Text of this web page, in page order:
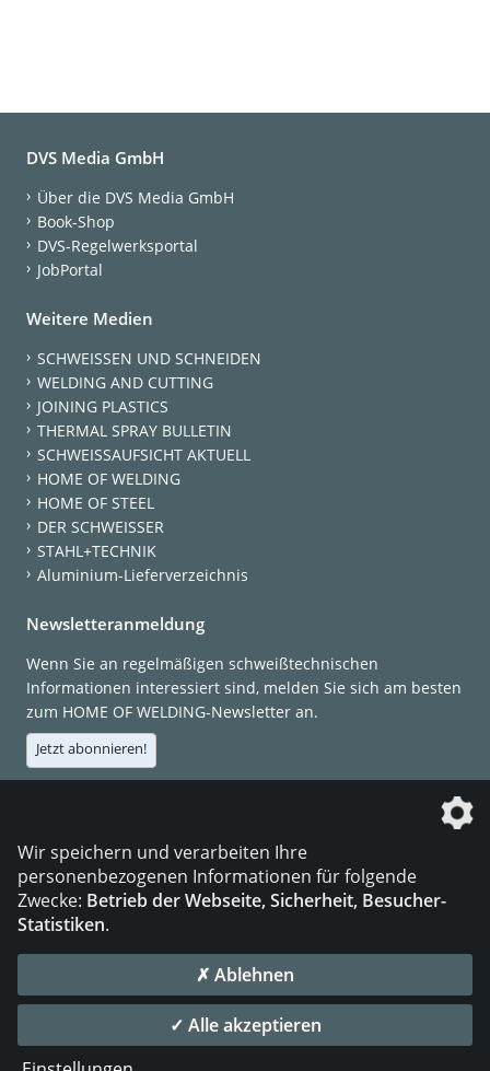
DVS Media GmbH
Über die DVS Media GmbH
Book-Shop
DVS-Regelwerksportal
JobPortal
Weitere Medien
SCHWEISSEN UND SCHNEIDEN
WELDING AND CUTTING
JOINING PLASTICS
THERMAL SPRAY BULLETIN
SCHWEISSAUFSICHT AKTUELL
HOME OF WELDING
HOME OF STEEL
DER SCHWEISSER
STAHL+TECHNIK
Aluminium-Lieferverzeichnis
Newsletteranmeldung
Wenn Sie an regelmäßigen schweißtechnischen
Informationen interessiert sind, melden Sie sich am besten
zum HOME OF WELDING-Newsletter an.
Jetzt abonnieren!
Die DVS Media GmbH ist ein Unternehmen der
© 2026 DVS Media GmbH
Datenschutzeinstellungen
Wir speichern und verarbeiten Ihre
personenbezogenen Informationen für folgende
Zwecke: Betrieb der Webseite, Sicherheit, Besucher-
Statistiken.
✗ Ablehnen
✓ Alle akzeptieren